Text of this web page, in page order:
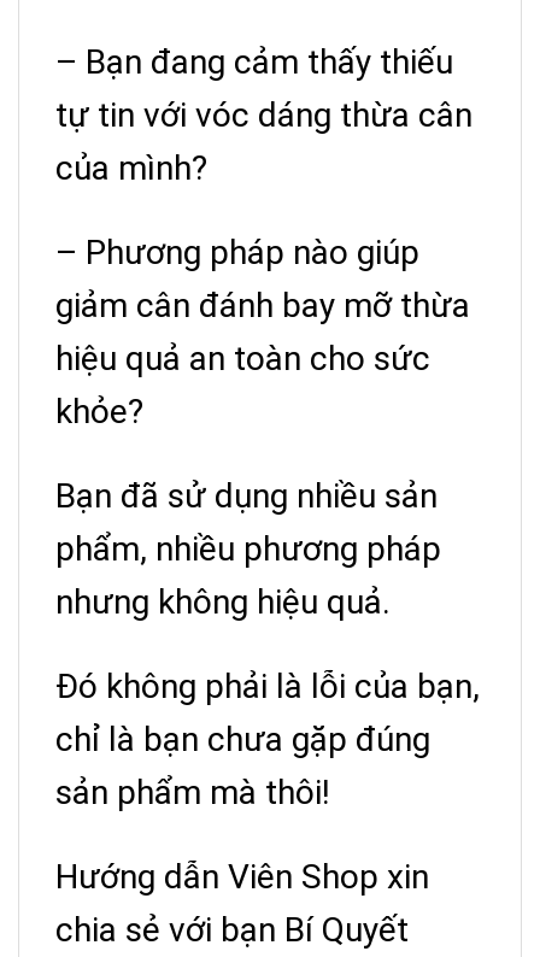
– Bạn đang cảm thấy thiếu
tự tin với vóc dáng thừa cân
của mình?
– Phương pháp nào giúp
giảm cân đánh bay mỡ thừa
hiệu quả an toàn cho sức
khỏe?
Bạn đã sử dụng nhiều sản
phẩm, nhiều phương pháp
nhưng không hiệu quả.
Đó không phải là lỗi của bạn,
chỉ là bạn chưa gặp đúng
sản phẩm mà thôi!
Hướng dẫn Viên Shop xin
chia sẻ với bạn Bí Quyết